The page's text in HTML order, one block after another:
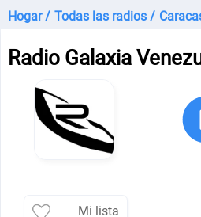
Hogar / Todas las radios /
Radio Galaxia
Mi lista